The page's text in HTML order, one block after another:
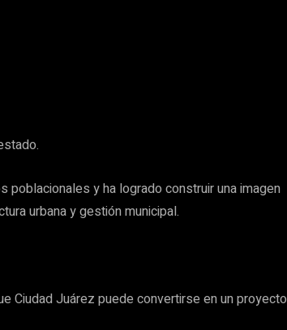
poblacionales y ha logrado construir una imagen
urbana y gestión municipal.
Ciudad Juárez puede convertirse en un proyecto